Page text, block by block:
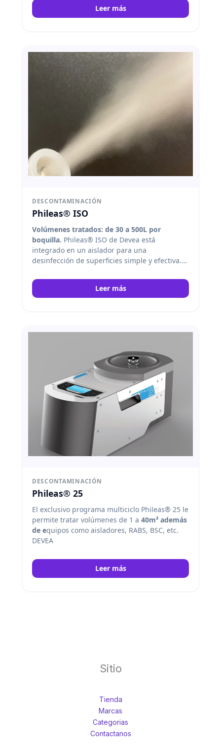
Leer más
DESCONTAMINACIÓN
Phileas® ISO
Volúmenes tratados: de 30 a 500L por
boquilla. Phileas® ISO de Devea está
integrado en un aislador para una
desinfección de superficies simple y efectiva.
Leer más
DESCONTAMINACIÓN
Phileas® 25
El exclusivo programa multiciclo Phileas® 25 le
permite tratar volúmenes de 1 a 40m³ además
de equipos como aisladores, RABS, BSC, etc.
DEVEA
Leer más
Sitio
Tienda
Marcas
Categorias
Contactanos